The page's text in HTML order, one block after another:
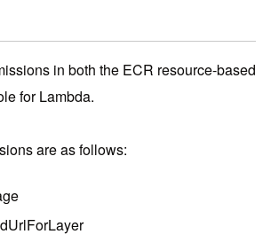
in both the ECR resource-based
for Lambda.
are as follows: